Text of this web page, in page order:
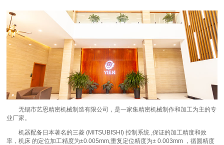
无锡市艺恩精密机械制造有限公司，是一家集精密机械制作和加工为主的专
业厂家。
机器配备日本著名的三菱 (MITSUBISHI) 控制系统 ,保证的加工精度和效
率，机床 的定位加工精度为±0.005mm,重复定位精度为± 0.003mm ，循圆精度